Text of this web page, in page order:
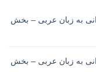
به زبان عربی – بخش
به زبان عربی – بخش